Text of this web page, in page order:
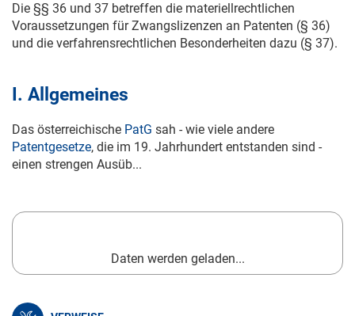
Die §§ 36 und 37 betreffen die materiellrechtlichen
Voraussetzungen für Zwangslizenzen an Patenten (§ 36)
und die verfahrensrechtlichen Besonderheiten dazu (§ 37).
I. Allgemeines
Das österreichische PatG sah - wie viele andere
Patentgesetze, die im 19. Jahrhundert entstanden sind -
einen strengen Ausüb...
Daten werden geladen...